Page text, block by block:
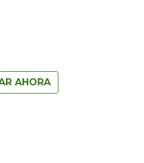
AHORA